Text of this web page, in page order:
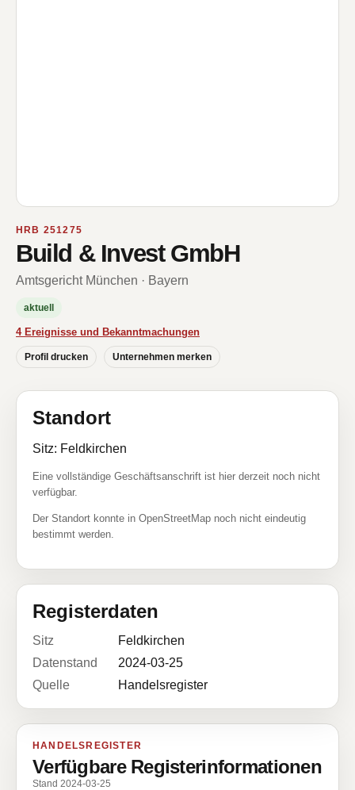
HRB 251275
Build & Invest GmbH
Amtsgericht München · Bayern
aktuell
4 Ereignisse und Bekanntmachungen
Profil drucken Unternehmen merken
Standort
Sitz: Feldkirchen
Eine vollständige Geschäftsanschrift ist hier derzeit noch nicht
verfügbar.
Der Standort konnte in OpenStreetMap noch nicht eindeutig
bestimmt werden.
Registerdaten
Sitz
Feldkirchen
Datenstand
2024-03-25
Quelle
Handelsregister
HANDELSREGISTER
Verfügbare Registerinformationen
Stand 2024-03-25